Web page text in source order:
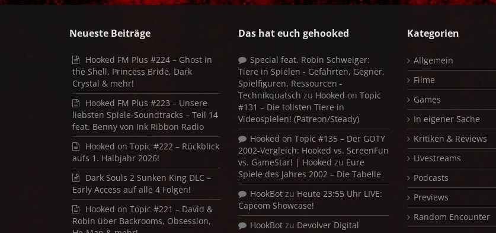
Neueste Beiträge
Hooked FM Plus #224 – Ghost in
the Shell, Princess Bride, Dark
Crystal & mehr!
Hooked FM Plus #223 – Unsere
liebsten Spiele-Soundtracks – Teil 14
feat. Benny von Ink Ribbon Radio
Hooked on Topic #222 – Rückblick
aufs 1. Halbjahr 2026!
Dark Souls 2 Sunken King DLC –
Early Access auf alle 4 Folgen!
Hooked on Topic #221 – David &
Robin über Backrooms, Obsession,
Das hat euch gehooked
Special feat. Robin Schweiger:
Tiere in Spielen - Gefährten, Gegner,
Spielfiguren, Ressourcen -
Technikquatsch zu Hooked on Topic
#131 – Die tollsten Tiere in
Videospielen! (Patreon/Steady)
Hooked on Topic #135 – Der GOTY
2002-Vergleich: Hooked vs. ScreenFun
vs. GameStar! | Hooked zu Eure
Spiele des Jahres 2002 – Die Tabelle
HookBot zu Heute 23:55 Uhr LIVE:
Capcom Showcase!
HookBot zu Devolver Digital
Kategorien
Allgemein
Filme
Games
In eigener Sache
Kritiken & Reviews
Livestreams
Podcasts
Previews
Random Encounter